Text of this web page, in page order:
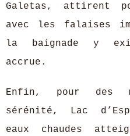
Galetas, attirent
avec les falaises
la baignade y
accrue.
Enfin, pour des
sérénité, Lac
eaux chaudes